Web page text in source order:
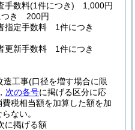
手数料(1件につき) 1,000円
つき 200円
指定手数料 1件につき
更新手数料 1件につき
造工事(口径を増す場合に限
次の各号に掲げる区分に応
税相当額を加算した額を加
ない。
に掲げる額